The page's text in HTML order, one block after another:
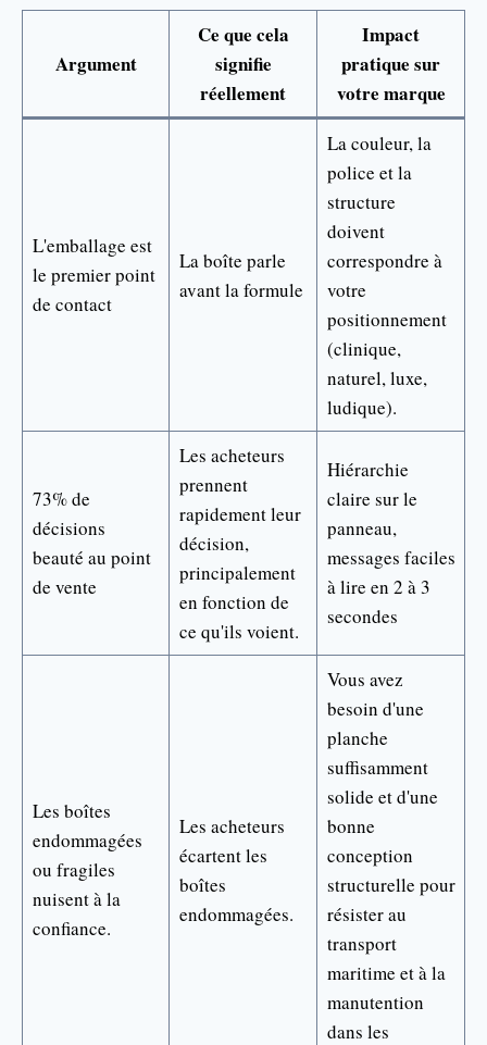
Argument
Ce que cela
signifie
réellement
Impact
pratique sur
votre marque
L'emballage est
le premier point
de contact
La boîte parle
avant la formule
La couleur, la
police et la
structure
doivent
correspondre à
votre
positionnement
(clinique,
naturel, luxe,
ludique).
73% de
décisions
beauté au point
de vente
Les acheteurs
prennent
rapidement leur
décision,
principalement
en fonction de
ce qu'ils voient.
Hiérarchie
claire sur le
panneau,
messages faciles
à lire en 2 à 3
secondes
Les boîtes
endommagées
ou fragiles
nuisent à la
confiance.
Les acheteurs
écartent les
boîtes
endommagées.
Vous avez
besoin d'une
planche
suffisamment
solide et d'une
bonne
conception
structurelle pour
résister au
transport
maritime et à la
manutention
dans les